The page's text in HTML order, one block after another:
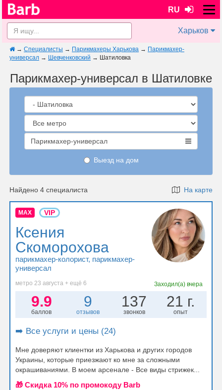
RU
Харьков
→ Специалисты → Парикмахеры Харькова → Парикмахер-
универсал → Шевченковский → Шатиловка
Парикмахер-универсал в Шатиловке
Парикмахер-универсал
Выезд на дом
Найдено 4 специалиста На карте
MAX VIP
Ксения
Скоморохова
парикмахер-колорист, парикмахер-
универсал
метро 23 августа + ещё 6 Заходил(а)вчера
9.9
баллов
9
отзывов
137
звонков
21 г.
опыт
➡️ Все услуги и цены (24)
Мне доверяют клиентки из Харькова и других городов
Украины, которые приезжают ко мне за сложными
окрашиваниями. В моем арсенале - Все виды стрижек...
🎁 Cкидка 10% по промокоду Barb